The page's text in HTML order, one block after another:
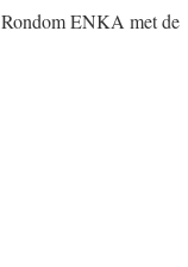
ENKA met de